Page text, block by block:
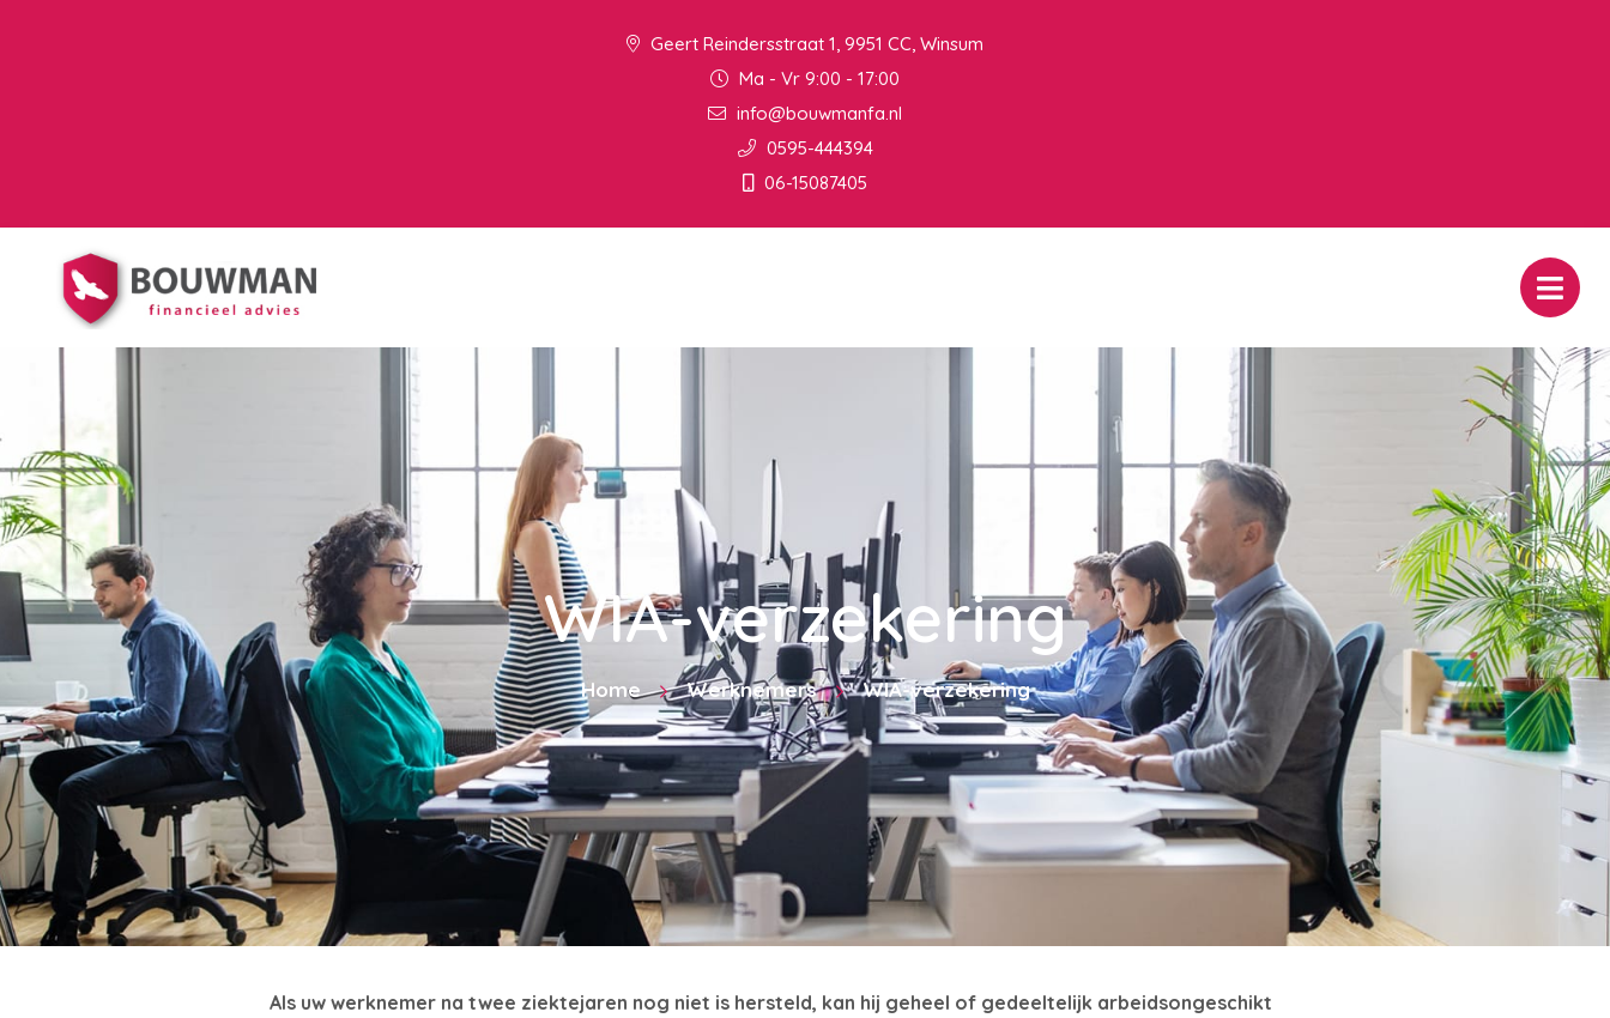
Geert Reindersstraat 1, 9951 CC, Winsum
Ma - Vr 9:00 - 17:00
info@bouwmanfa.nl
0595-444394
06-15087405
WIA-verzekering
Home Werknemers WIA-verzekering
Als uw werknemer na twee ziektejaren nog niet is hersteld, kan hij geheel of gedeeltelijk arbeidsongeschikt